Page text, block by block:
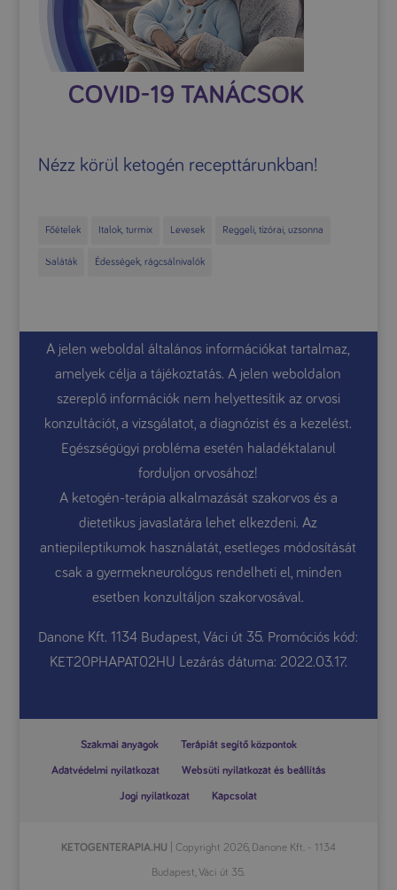
Nézz körül ketogén recepttárunkban!
Főételek Italok, turmix Levesek Reggeli, tízórai, uzsonna
Saláták Édességek, rágcsálnivalók
A jelen weboldal általános információkat tartalmaz,
amelyek célja a tájékoztatás. A jelen weboldalon
szereplő információk nem helyettesítik az orvosi
konzultációt, a vizsgálatot, a diagnózist és a kezelést.
Egészségügyi probléma esetén haladéktalanul
forduljon orvosához!
A ketogén-terápia alkalmazását szakorvos és a
dietetikus javaslatára lehet elkezdeni. Az
antiepileptikumok használatát, esetleges módosítását
csak a gyermekneurológus rendelheti el, minden
esetben konzultáljon szakorvosával.
Danone Kft. 1134 Budapest, Váci út 35. Promóciós kód:
KET20PHAPAT02HU Lezárás dátuma: 2022.03.17.
Szakmai anyagok Terápiát segítő központok
Adatvédelmi nyilatkozat Websüti nyilatkozat és beállítás
Jogi nyilatkozat Kapcsolat
KETOGENTERAPIA.HU | Copyright 2026, Danone Kft. - 1134
Budapest, Váci út 35.